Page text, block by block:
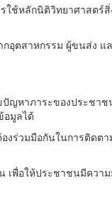
ใช้หลักนิติวิทยาศาสตร์
อุตสาหกรรม ผู้ขนส่ง แ
ปัญหาภาระของประชา
อมูลได้
งร่วมมือกันในการติดต
เพื่อให้ประชาชนมีควา